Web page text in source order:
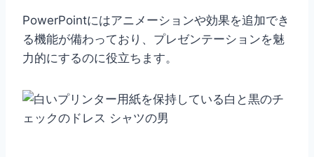
PowerPointにはアニメーションや効果を追加でき
る機能が備わっており、プレゼンテーションを魅
力的にするのに役立ちます。